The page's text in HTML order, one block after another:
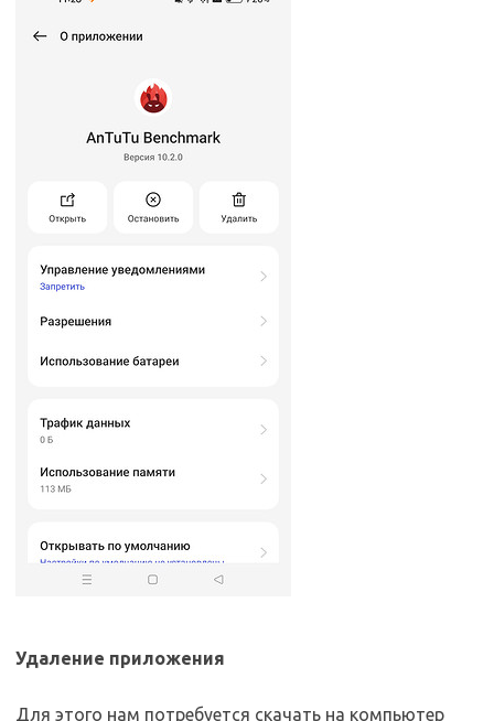
Удаление приложения
Для этого нам потребуется скачать на компьютер